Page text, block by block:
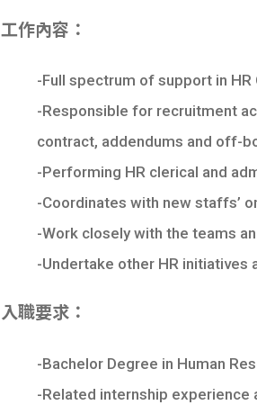
工作內容：
-Full spectrum of support in
-Responsible for recruitment
contract, addendums and off-
-Performing HR clerical and
-Coordinates with new staffs’
-Work closely with the teams
-Undertake other HR initiatives
入職要求：
-Bachelor Degree in Human
-Related internship experience